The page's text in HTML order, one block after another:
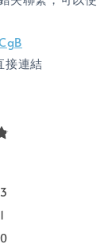
接連結
3
1
0